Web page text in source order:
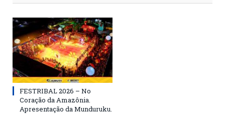
FESTRIBAL 2026 – No
Coração da Amazônia.
Apresentação da Munduruku.